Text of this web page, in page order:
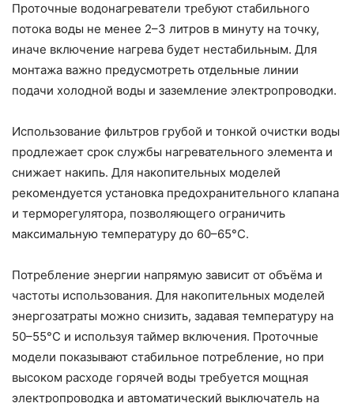
Проточные водонагреватели требуют стабильного
потока воды не менее 2–3 литров в минуту на точку,
иначе включение нагрева будет нестабильным. Для
монтажа важно предусмотреть отдельные линии
подачи холодной воды и заземление электропроводки.
Использование фильтров грубой и тонкой очистки воды
продлежает срок службы нагревательного элемента и
снижает накипь. Для накопительных моделей
рекомендуется установка предохранительного клапана
и терморегулятора, позволяющего ограничить
максимальную температуру до 60–65°C.
Потребление энергии напрямую зависит от объёма и
частоты использования. Для накопительных моделей
энергозатраты можно снизить, задавая температуру на
50–55°C и используя таймер включения. Проточные
модели показывают стабильное потребление, но при
высоком расходе горячей воды требуется мощная
электропроводка и автоматический выключатель на